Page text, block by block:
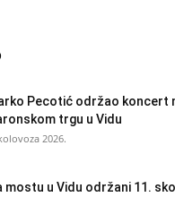
Pecotić održao koncert
trgu u Vidu
2026.
mostu u Vidu održani 11.